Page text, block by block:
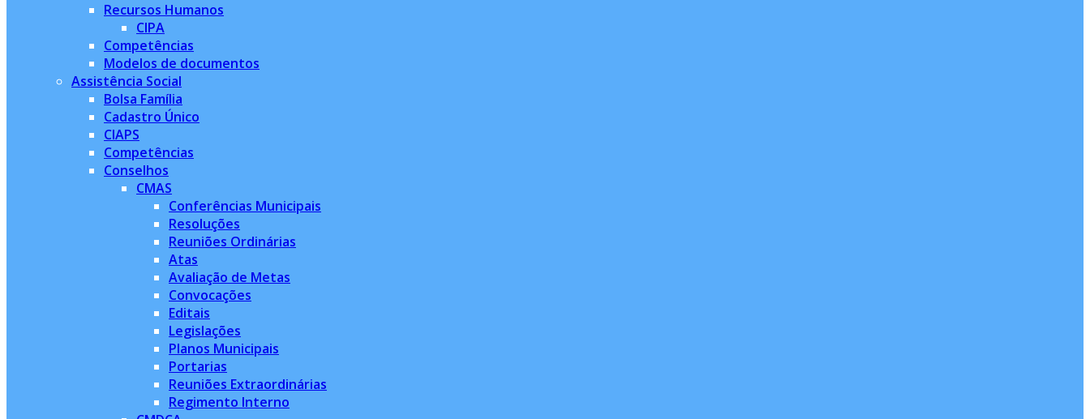
Recursos Humanos
CIPA
Competências
Modelos de documentos
Assistência Social
Bolsa Família
Cadastro Único
CIAPS
Competências
Conselhos
CMAS
Conferências Municipais
Resoluções
Reuniões Ordinárias
Atas
Avaliação de Metas
Convocações
Editais
Legislações
Planos Municipais
Portarias
Reuniões Extraordinárias
Regimento Interno